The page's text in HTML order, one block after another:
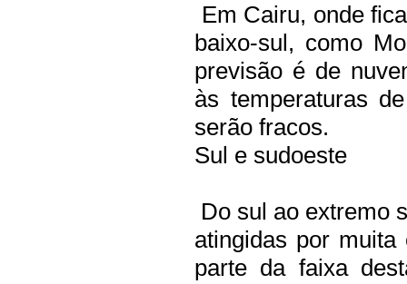
Em Cairu, onde
baixo-sul, como
previsão é de
às temperaturas
serão fracos.
Sul e sudoeste
Do sul ao extremo
atingidas por muita
parte da faixa